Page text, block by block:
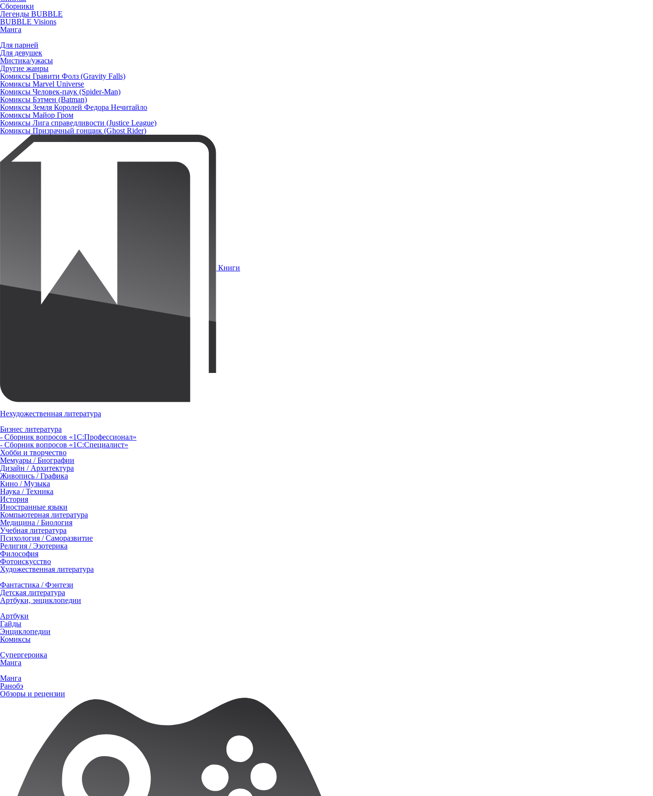
Сборники
Легенды BUBBLE
BUBBLE Visions
Манга
Для парней
Для девушек
Мистика/ужасы
Другие жанры
Комиксы Гравити Фолз (Gravity Falls)
Комиксы Marvel Universe
Комиксы Человек-паук (Spider-Man)
Комиксы Бэтмен (Batman)
Комиксы Земля Королей Федора Нечитайло
Комиксы Майор Гром
Комиксы Лига справедливости (Justice League)
Комиксы Призрачный гонщик (Ghost Rider)
Книги
Нехудожественная литература
Бизнес литература
- Сборник вопросов «1С:Профессионал»
- Сборник вопросов «1С:Специалист»
Хобби и творчество
Мемуары / Биографии
Дизайн / Архитектура
Живопись / Графика
Кино / Музыка
Наука / Техника
История
Иностранные языки
Компьютерная литература
Медицина / Биология
Учебная литература
Психология / Саморазвитие
Религия / Эзотерика
Философия
Фотоискусство
Художественная литература
Фантастика / Фэнтези
Детская литература
Артбуки, энциклопедии
Артбуки
Гайды
Энциклопедии
Комиксы
Супергероика
Манга
Манга
Ранобэ
Обзоры и рецензии